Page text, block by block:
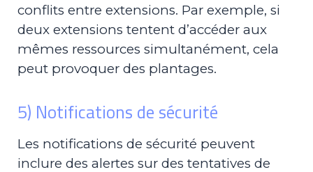
conflits entre extensions. Par exemple, si
deux extensions tentent d’accéder aux
mêmes ressources simultanément, cela
peut provoquer des plantages.
5) Notifications de sécurité
Les notifications de sécurité peuvent
inclure des alertes sur des tentatives de